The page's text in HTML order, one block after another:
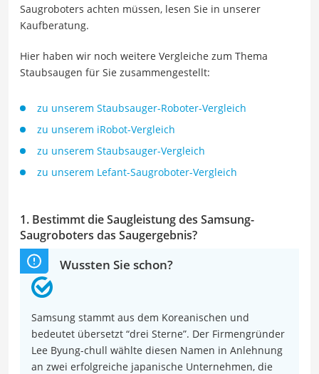
Saugroboters achten müssen, lesen Sie in unserer
Kaufberatung.
Hier haben wir noch weitere Vergleiche zum Thema
Staubsaugen für Sie zusammengestellt:
zu unserem Staubsauger-Roboter-Vergleich
zu unserem iRobot-Vergleich
zu unserem Staubsauger-Vergleich
zu unserem Lefant-Saugroboter-Vergleich
1. Bestimmt die Saugleistung des Samsung-
Saugroboters das Saugergebnis?
Wussten Sie schon?
Samsung stammt aus dem Koreanischen und
bedeutet übersetzt “drei Sterne”. Der Firmengründer
Lee Byung-chull wählte diesen Namen in Anlehnung
an zwei erfolgreiche japanische Unternehmen, die